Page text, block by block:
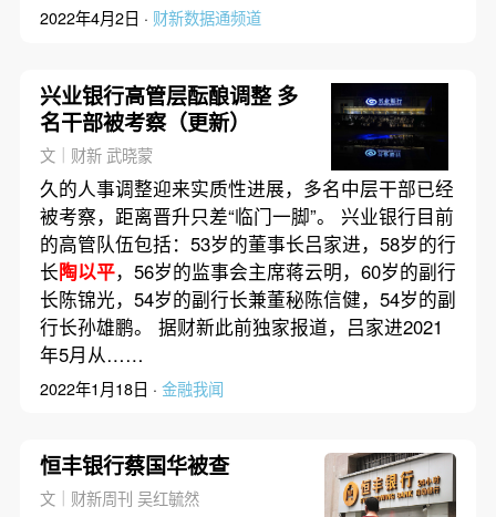
2022年4月2日 · 财新数据通频道
兴业银行高管层酝酿调整 多
名干部被考察（更新）
文｜财新 武晓蒙
久的人事调整迎来实质性进展，多名中层干部已经
被考察，距离晋升只差“临门一脚”。 兴业银行目前
的高管队伍包括：53岁的董事长吕家进，58岁的行
长陶以平，56岁的监事会主席蒋云明，60岁的副行
长陈锦光，54岁的副行长兼董秘陈信健，54岁的副
行长孙雄鹏。 据财新此前独家报道，吕家进2021
年5月从……
2022年1月18日 · 金融我闻
恒丰银行蔡国华被查
文｜财新周刊 吴红毓然